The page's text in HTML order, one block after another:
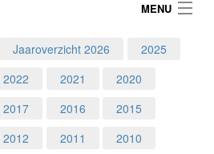
MENU
Jaaroverzicht 2026
2025
2022 2021
2020
2017 2016
2015
2012 2011 2010